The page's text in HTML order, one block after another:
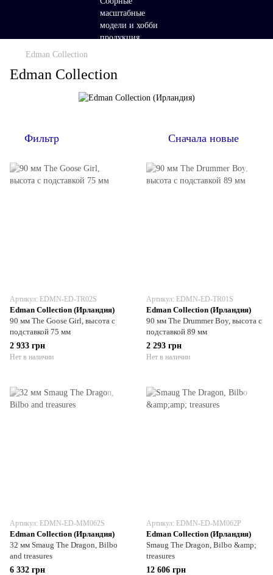
Edman Collection
Edman Collection
Фильтр Сначала новые
Артикул: EDMN-ED-TR02S
Edman Collection (Ирландия)
90 мм The Goose Girl, высота с
подставкой 75 мм
2 933 грн
Нет в наличии
Артикул: EDMN-ED-TR01S
Edman Collection (Ирландия)
90 мм The Drummer Boy, высота с
подставкой 89 мм
2 293 грн
Нет в наличии
Артикул: EDMN-ED-MM062S
Edman Collection (Ирландия)
32 мм Smaug The Dragon, Bilbo
and treasures
6 332 грн
Артикул: EDMN-ED-MM062P
Edman Collection (Ирландия)
Smaug The Dragon, Bilbo &amp;
treasures
12 606 грн